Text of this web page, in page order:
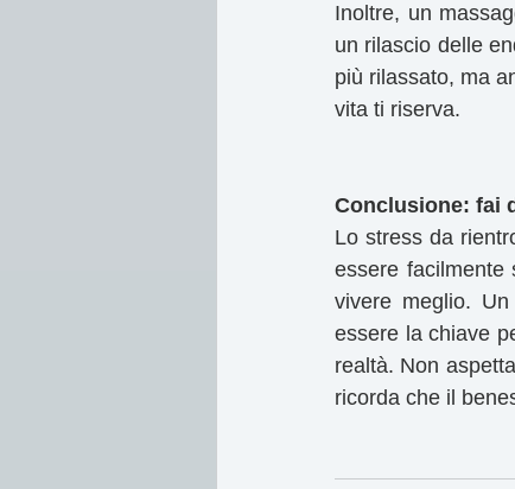
Inoltre, un
un rilascio delle
più rilassato, ma
vita ti riserva.
Conclusione: fai
Lo stress da
essere facilmente
vivere meglio.
essere la chiave
realtà. Non
ricorda che il